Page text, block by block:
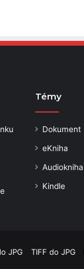
Témy
Dokument
eKniha
Audiokniha
Kindle
JPG TIFF do JPG